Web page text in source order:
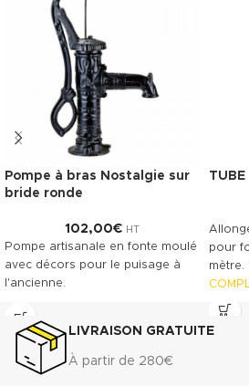
Pompe à bras Nostalgie sur
bride ronde
102,00€ HT
Pompe artisanale en fonte moulé
avec décors pour le puisage à
l'ancienne.
TUBE
pour
mètre.
Les
LIVRAISON GRATUITE
À partir de 280€